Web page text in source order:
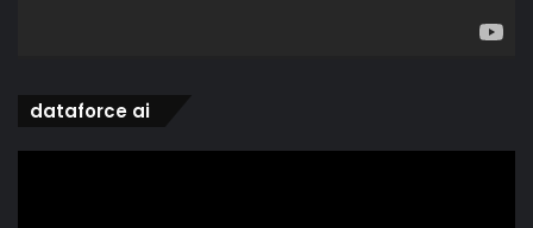
dataforce ai